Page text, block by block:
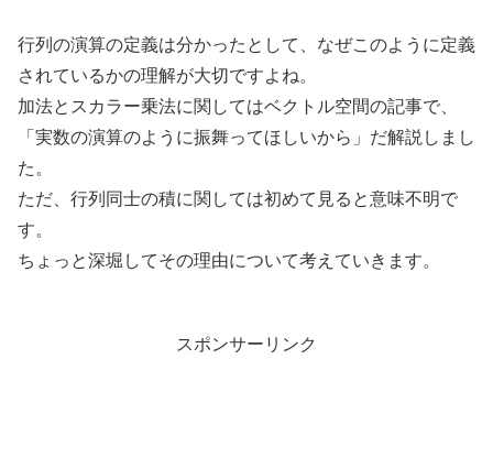
行列の演算の定義は分かったとして、なぜこのように定義
されているかの理解が大切ですよね。
加法とスカラー乗法に関してはベクトル空間の記事で、
「実数の演算のように振舞ってほしいから」だ解説しまし
た。
ただ、行列同士の積に関しては初めて見ると意味不明で
す。
ちょっと深堀してその理由について考えていきます。
スポンサーリンク